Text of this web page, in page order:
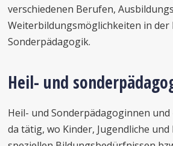
verschiedenen Berufen,
Weiterbildungsmöglichkeiten in der
Sonderpädagogik.
Heil- und
Heil- und Sonderpädagoginnen
da tätig, wo Kinder, Jugendliche und